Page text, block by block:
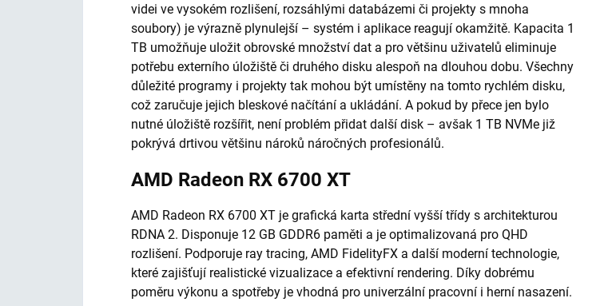
videi ve vysokém rozlišení, rozsáhlými databázemi či projekty s mnoha
soubory) je výrazně plynulejší – systém i aplikace reagují okamžitě. Kapacita 1
TB umožňuje uložit obrovské množství dat a pro většinu uživatelů eliminuje
potřebu externího úložiště či druhého disku alespoň na dlouhou dobu. Všechny
důležité programy i projekty tak mohou být umístěny na tomto rychlém disku,
což zaručuje jejich bleskové načítání a ukládání. A pokud by přece jen bylo
nutné úložiště rozšířit, není problém přidat další disk – avšak 1 TB NVMe již
pokrývá drtivou většinu nároků náročných profesionálů.
AMD Radeon RX 6700 XT
AMD Radeon RX 6700 XT je grafická karta střední vyšší třídy s architekturou
RDNA 2. Disponuje 12 GB GDDR6 paměti a je optimalizovaná pro QHD
rozlišení. Podporuje ray tracing, AMD FidelityFX a další moderní technologie,
které zajišťují realistické vizualizace a efektivní rendering. Díky dobrému
poměru výkonu a spotřeby je vhodná pro univerzální pracovní i herní nasazení.